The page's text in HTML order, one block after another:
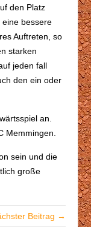
den Platz
eine bessere
Auftreten, so
starken
jeden fall
den ein oder
an.
Memmingen.
sein und die
große
Beitrag →